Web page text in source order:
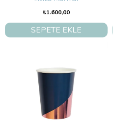
₺1.600,00
SEPETE EKLE